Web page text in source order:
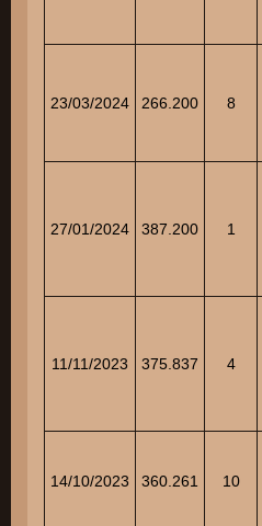
23/03/2024 266.200 8
27/01/2024 387.200 1
11/11/2023 375.837 4
14/10/2023 360.261 10